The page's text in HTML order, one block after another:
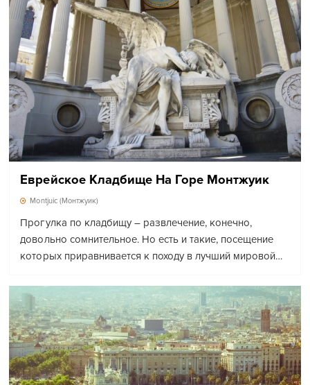
Еврейское Кладбище На Горе Монтжуик
Montjuic (Монтжуик)
Прогулка по кладбищу – развлечение, конечно,
довольно сомнительное. Но есть и такие, посещение
которых приравнивается к походу в лучший мировой…